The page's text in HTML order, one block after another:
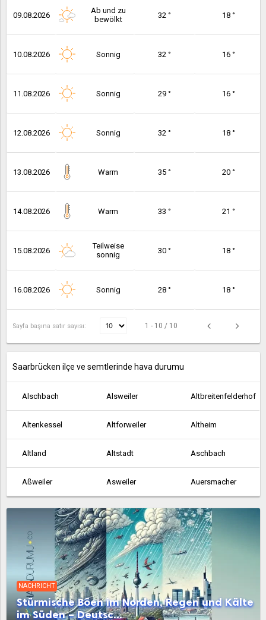
09.08.2026
Ab und zu
bewölkt
32 ° 18 °
10.08.2026 Sonnig 32 ° 16 °
11.08.2026 Sonnig 29 ° 16 °
12.08.2026 Sonnig 32 ° 18 °
13.08.2026 Warm 35 ° 20 °
14.08.2026 Warm 33 ° 21 °
15.08.2026
Teilweise
sonnig
30 ° 18 °
16.08.2026 Sonnig 28 ° 18 °
Sayfa başına satır sayısı: 1 - 10 / 10
Saarbrücken ilçe ve semtlerinde hava durumu
Alschbach Alsweiler Altbreitenfelderhof
Altenkessel Altforweiler Altheim
Altland Altstadt Aschbach
Aßweiler Asweiler Auersmacher
Bachem Ballern Ballweiler
Baltersweiler Bardenbach Bayerisch Kohlhof
Beaumarais Bebelsheim Beckingen
Bedersdorf Beeden Bergen
NACHRICHT
Stürmische Böen im Norden, Regen und Kälte
im Süden – Deutsc...